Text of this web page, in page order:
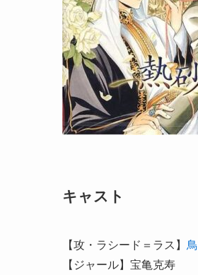
キャスト
【攻・ラシード＝ラス】
【ジャール】宝亀克寿